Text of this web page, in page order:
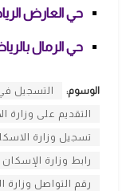
حي العارض
حي الرمال
الوسوم: التسجيل
التقديم على وزارة
تسجيل وزارة
رابط وزارة
رقم التواصل وزارة